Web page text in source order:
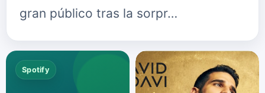
gran público tras la sorpr…
Spotify